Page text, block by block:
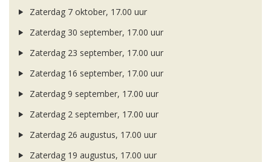
Zaterdag 7 oktober, 17.00 uur
Zaterdag 30 september, 17.00 uur
Zaterdag 23 september, 17.00 uur
Zaterdag 16 september, 17.00 uur
Zaterdag 9 september, 17.00 uur
Zaterdag 2 september, 17.00 uur
Zaterdag 26 augustus, 17.00 uur
Zaterdag 19 augustus, 17.00 uur